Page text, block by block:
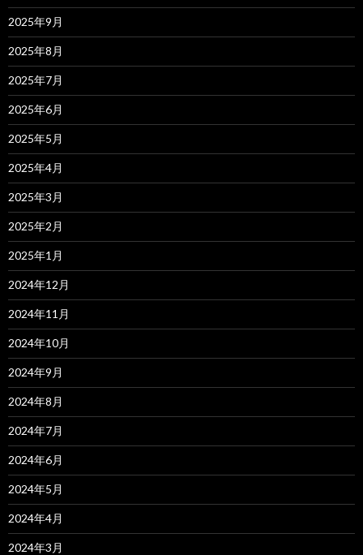
2025年9月
2025年8月
2025年7月
2025年6月
2025年5月
2025年4月
2025年3月
2025年2月
2025年1月
2024年12月
2024年11月
2024年10月
2024年9月
2024年8月
2024年7月
2024年6月
2024年5月
2024年4月
2024年3月